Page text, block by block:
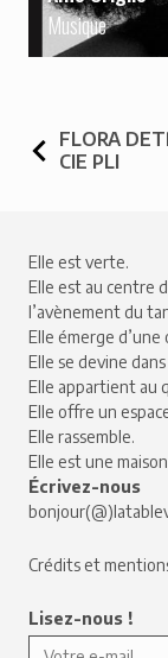
Musique
NAVIGATION
FLORA
CIE PLI
Elle est verte.
Elle est au centre
l’avènement du
Elle émerge
Elle se devine
Elle appartient au
Elle offre un
Elle rassemble.
Elle est une
Écrivez-nous
Crédits et
Lisez-nous !